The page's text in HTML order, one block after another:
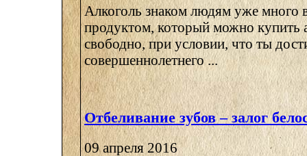
Алкоголь знаком людям уже много
продуктом, который можно купить
свободно, при условии, что ты
совершеннолетнего ...
Отбеливание зубов – залог
09 апреля 2016